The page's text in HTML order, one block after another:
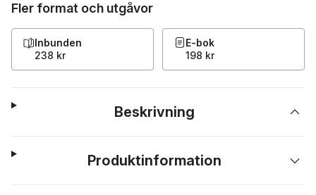
Fler format och utgåvor
Inbunden
238 kr
E-bok
198 kr
Beskrivning
Produktinformation